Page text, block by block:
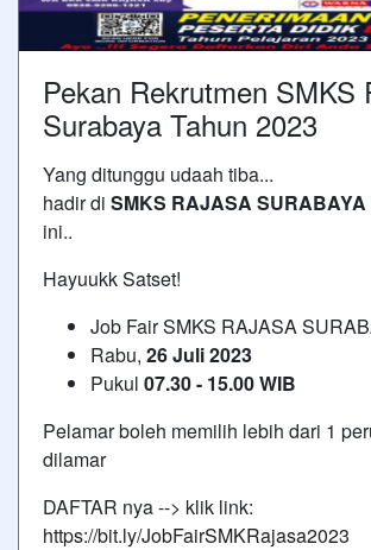
Pekan Rekrutmen SMKS
Surabaya Tahun 2023
Yang ditunggu udaah tiba...
hadir di SMKS RAJASA SURABAYA
ini..
Hayuukk Satset!
Job Fair SMKS RAJASA
Rabu, 26 Juli 2023
Pukul 07.30 - 15.00 WIB
Pelamar boleh memilih lebih dari 1
dilamar
DAFTAR nya --> klik link:
https://bit.ly/JobFairSMKRajasa2023